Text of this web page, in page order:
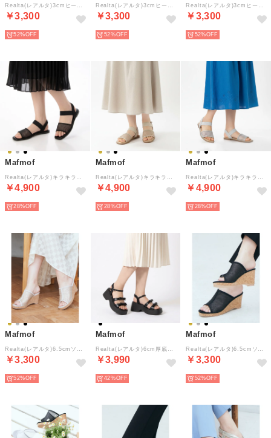
￥3,300
52%
￥3,300
52%
￥3,300
52%
Mafmof
￥4,900
28%
Mafmof
￥4,900
28%
Mafmof
￥4,900
28%
Mafmof
￥3,300
52%
Mafmof
￥3,990
42%
Mafmof
￥3,300
52%